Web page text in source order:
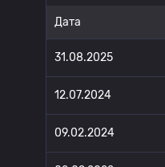
Дата
31.08.2025
12.07.2024
09.02.2024